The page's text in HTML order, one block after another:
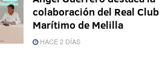
colaboración del Real Club
Marítimo de Melilla
HACE 2 DÍAS